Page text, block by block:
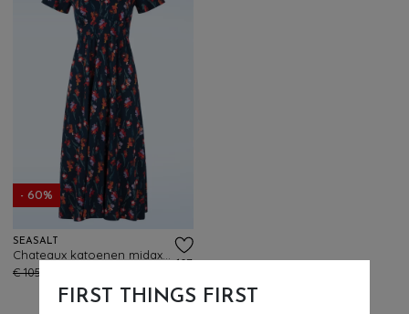
FIRST THINGS FIRST
- 60%
SEASALT
€ 105,95
107